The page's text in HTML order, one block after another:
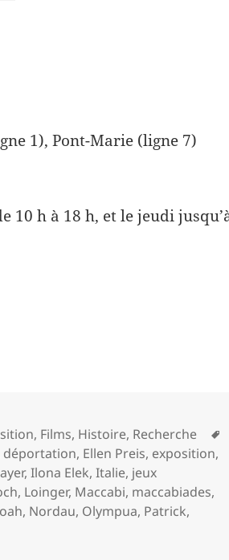
1), Pont-Marie (ligne 7)
10 h à 18 h, et le jeudi
, Films, Histoire, Recherche
déportation, Ellen Preis, exposition,
,Ilona Elek,Italie, jeux
, Loinger, Maccabi, maccabiades,
, Nordau, Olympua, Patrick,